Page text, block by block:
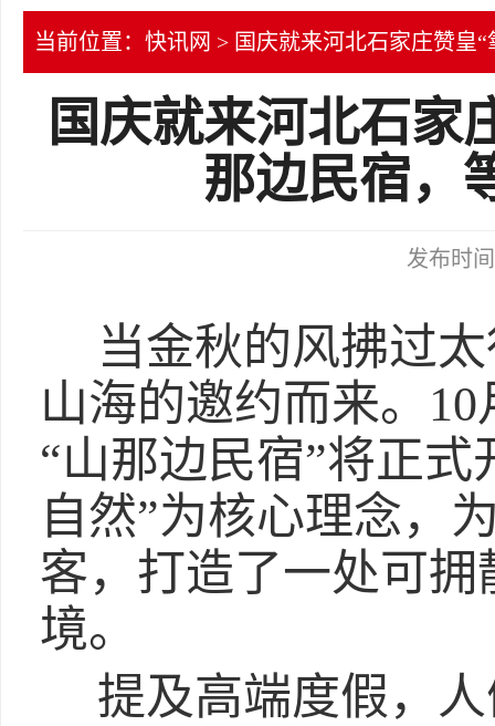
当前位置： 快讯网 > 国庆就来河北石家庄赞皇
国庆就来河北石家
那边民宿，
发布时
当金秋的风拂过
山海的邀约而来。
“山那边民宿”将正
自然”为核心理念，
客，打造了一处可
境。
提及高端度假，